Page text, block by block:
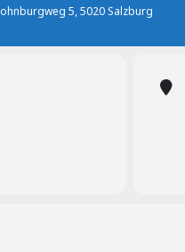
5, 5020 Salzburg